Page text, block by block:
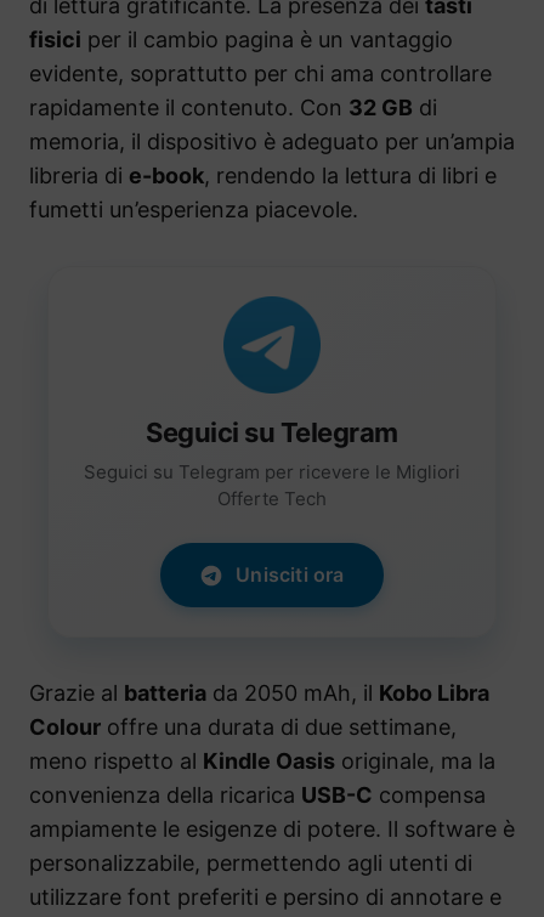
di lettura gratificante. La presenza dei tasti
fisici per il cambio pagina è un vantaggio
evidente, soprattutto per chi ama controllare
rapidamente il contenuto. Con 32 GB di
memoria, il dispositivo è adeguato per un’ampia
libreria di e-book, rendendo la lettura di libri e
fumetti un’esperienza piacevole.
Seguici su Telegram
Seguici su Telegram per ricevere le Migliori
Offerte Tech
Unisciti ora
Grazie al batteria da 2050 mAh, il Kobo Libra
Colour offre una durata di due settimane,
meno rispetto al Kindle Oasis originale, ma la
convenienza della ricarica USB-C compensa
ampiamente le esigenze di potere. Il software è
personalizzabile, permettendo agli utenti di
utilizzare font preferiti e persino di annotare e